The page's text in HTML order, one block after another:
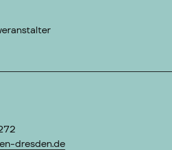
dresden.de